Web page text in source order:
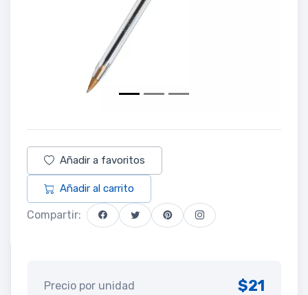
Añadir a favoritos
Añadir al carrito
Compartir:
Precio por unidad $21